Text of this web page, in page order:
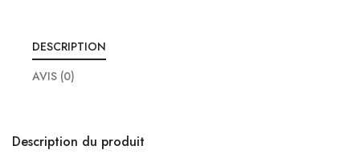
DESCRIPTION
AVIS (0)
Description du produit